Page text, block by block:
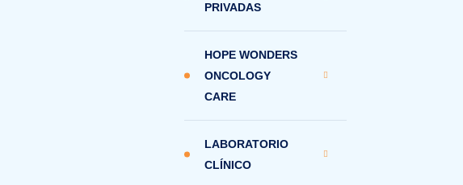
PRIVADAS
HOPE WONDERS
ONCOLOGY
CARE
LABORATORIO
CLÍNICO